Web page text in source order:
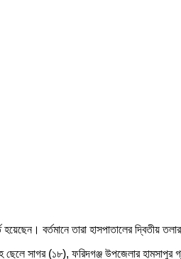
বর্তমানে তারা হাসপাতালের দ্বিতীয়
সাগর (১৮), ফরিদগঞ্জ উপজেলার হামসাপুর